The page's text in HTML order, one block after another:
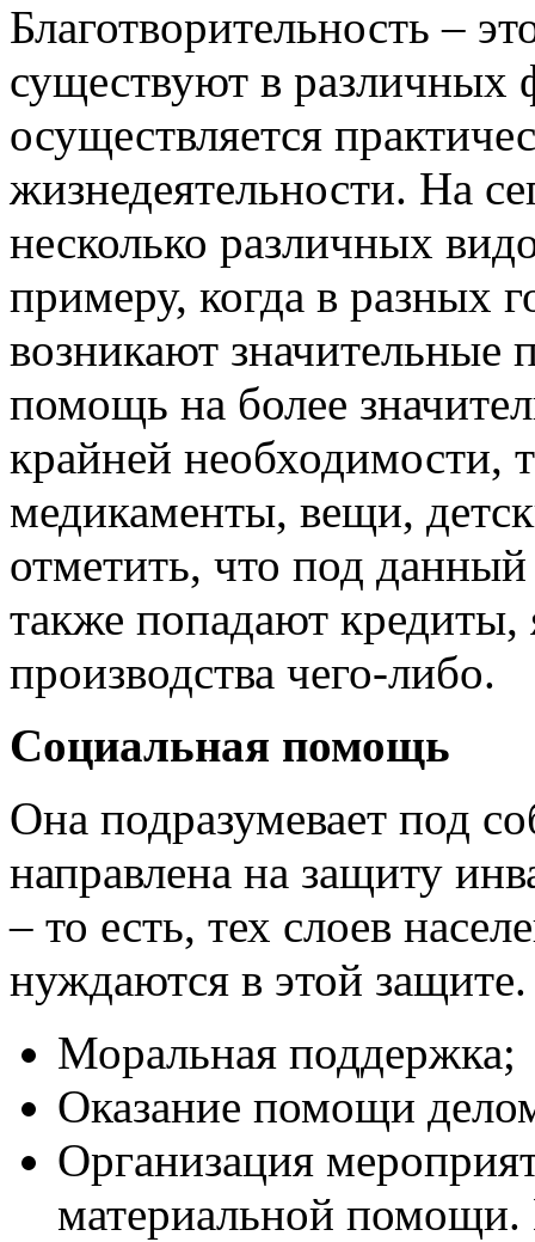
Благотворительность –
существуют в различных
осуществляется
жизнедеятельности. На
несколько различных
примеру, когда в разных
возникают значительные
помощь на более
крайней необходимости,
медикаменты, вещи,
отметить, что под
также попадают
производства чего-либо.
Социальная помощь
Она подразумевает под
направлена на защиту
– то есть, тех слоев
нуждаются в этой
Моральная поддержка;
Оказание помощи
Организация
материальной